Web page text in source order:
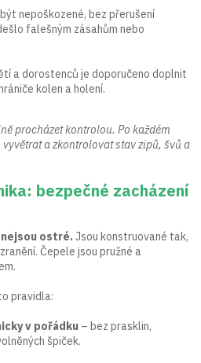
být nepoškozené, bez přerušení
falešným zásahům nebo
a dorostenců je doporučeno doplnit
kolen a holení.
procházet kontrolou. Po každém
a zkontrolovat stav zipů, švů a
bezpečné zacházení
ostré. Jsou konstruované tak,
Čepele jsou pružné a
pravidla:
v pořádku – bez prasklin,
špiček.